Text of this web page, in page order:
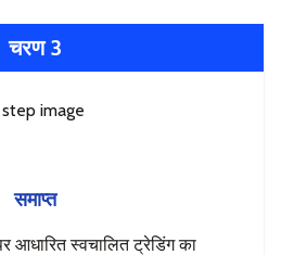
चरण 3
समाप्त
आधारित स्वचालित ट्रेडिंग का